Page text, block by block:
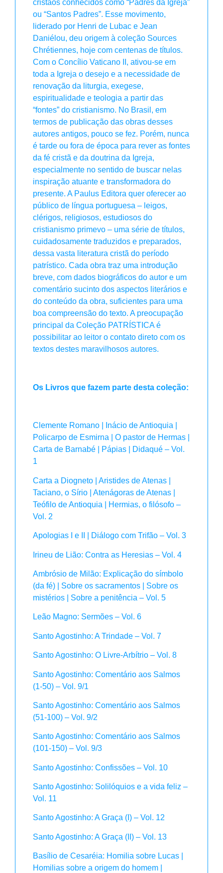
cristãos conhecidos como “Padres da Igreja”
ou “Santos Padres”. Esse movimento,
liderado por Henri de Lubac e Jean
Daniélou, deu origem à coleção Sources
Chrétiennes, hoje com centenas de títulos.
Com o Concílio Vaticano II, ativou-se em
toda a Igreja o desejo e a necessidade de
renovação da liturgia, exegese,
espiritualidade e teologia a partir das
“fontes” do cristianismo. No Brasil, em
termos de publicação das obras desses
autores antigos, pouco se fez. Porém, nunca
é tarde ou fora de época para rever as fontes
da fé cristã e da doutrina da Igreja,
especialmente no sentido de buscar nelas
inspiração atuante e transformadora do
presente. A Paulus Editora quer oferecer ao
público de língua portuguesa – leigos,
clérigos, religiosos, estudiosos do
cristianismo primevo – uma série de títulos,
cuidadosamente traduzidos e preparados,
dessa vasta literatura cristã do período
patrístico. Cada obra traz uma introdução
breve, com dados biográficos do autor e um
comentário sucinto dos aspectos literários e
do conteúdo da obra, suficientes para uma
boa compreensão do texto. A preocupação
principal da Coleção PATRÍSTICA é
possibilitar ao leitor o contato direto com os
textos destes maravilhosos autores.
Os Livros que fazem parte desta coleção:
Clemente Romano | Inácio de Antioquia |
Policarpo de Esmirna | O pastor de Hermas |
Carta de Barnabé | Pápias | Didaqué – Vol.
1
Carta a Diogneto | Aristides de Atenas |
Taciano, o Sírio | Atenágoras de Atenas |
Teófilo de Antioquia | Hermias, o filósofo –
Vol. 2
Apologias I e II | Diálogo com Trifão – Vol. 3
Irineu de Lião: Contra as Heresias – Vol. 4
Ambrósio de Milão: Explicação do símbolo
(da fé) | Sobre os sacramentos | Sobre os
mistérios | Sobre a penitência – Vol. 5
Leão Magno: Sermões – Vol. 6
Santo Agostinho: A Trindade – Vol. 7
Santo Agostinho: O Livre-Arbítrio – Vol. 8
Santo Agostinho: Comentário aos Salmos
(1-50) – Vol. 9/1
Santo Agostinho: Comentário aos Salmos
(51-100) – Vol. 9/2
Santo Agostinho: Comentário aos Salmos
(101-150) – Vol. 9/3
Santo Agostinho: Confissões – Vol. 10
Santo Agostinho: Solilóquios e a vida feliz –
Vol. 11
Santo Agostinho: A Graça (I) – Vol. 12
Santo Agostinho: A Graça (II) – Vol. 13
Basílio de Cesaréia: Homilia sobre Lucas |
Homilias sobre a origem do homem |